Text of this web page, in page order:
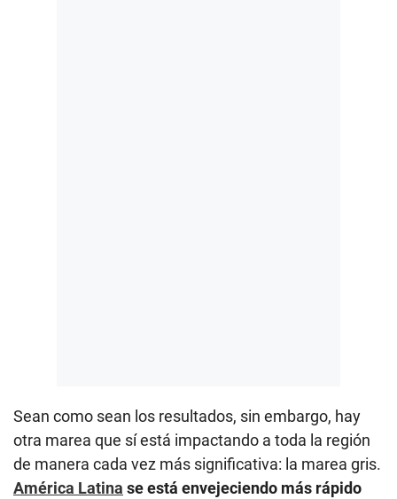
Sean como sean los resultados, sin embargo, hay
otra marea que sí está impactando a toda la región
de manera cada vez más significativa: la marea gris.
América Latina se está envejeciendo más rápido